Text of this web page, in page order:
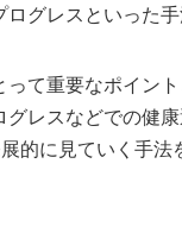
グレスといった
て重要なポイン
グレスなどでの健
的に見ていく手法